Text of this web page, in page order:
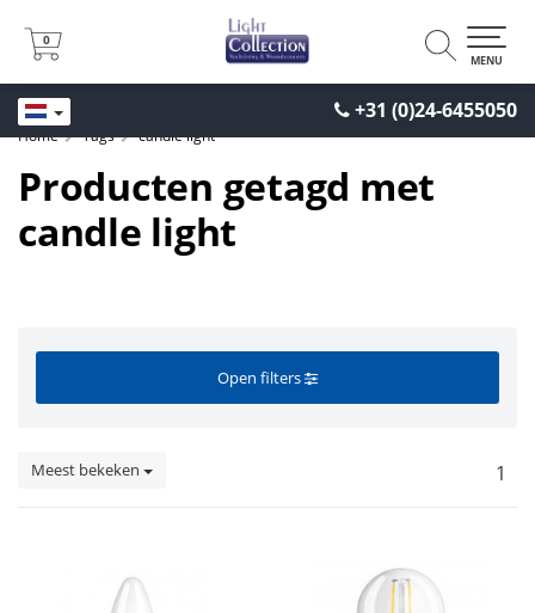
+31 (0)24-6455050
0
0
MENU
Home Tags candle light
Producten getagd met
candle light
Open filters
Meest bekeken 1